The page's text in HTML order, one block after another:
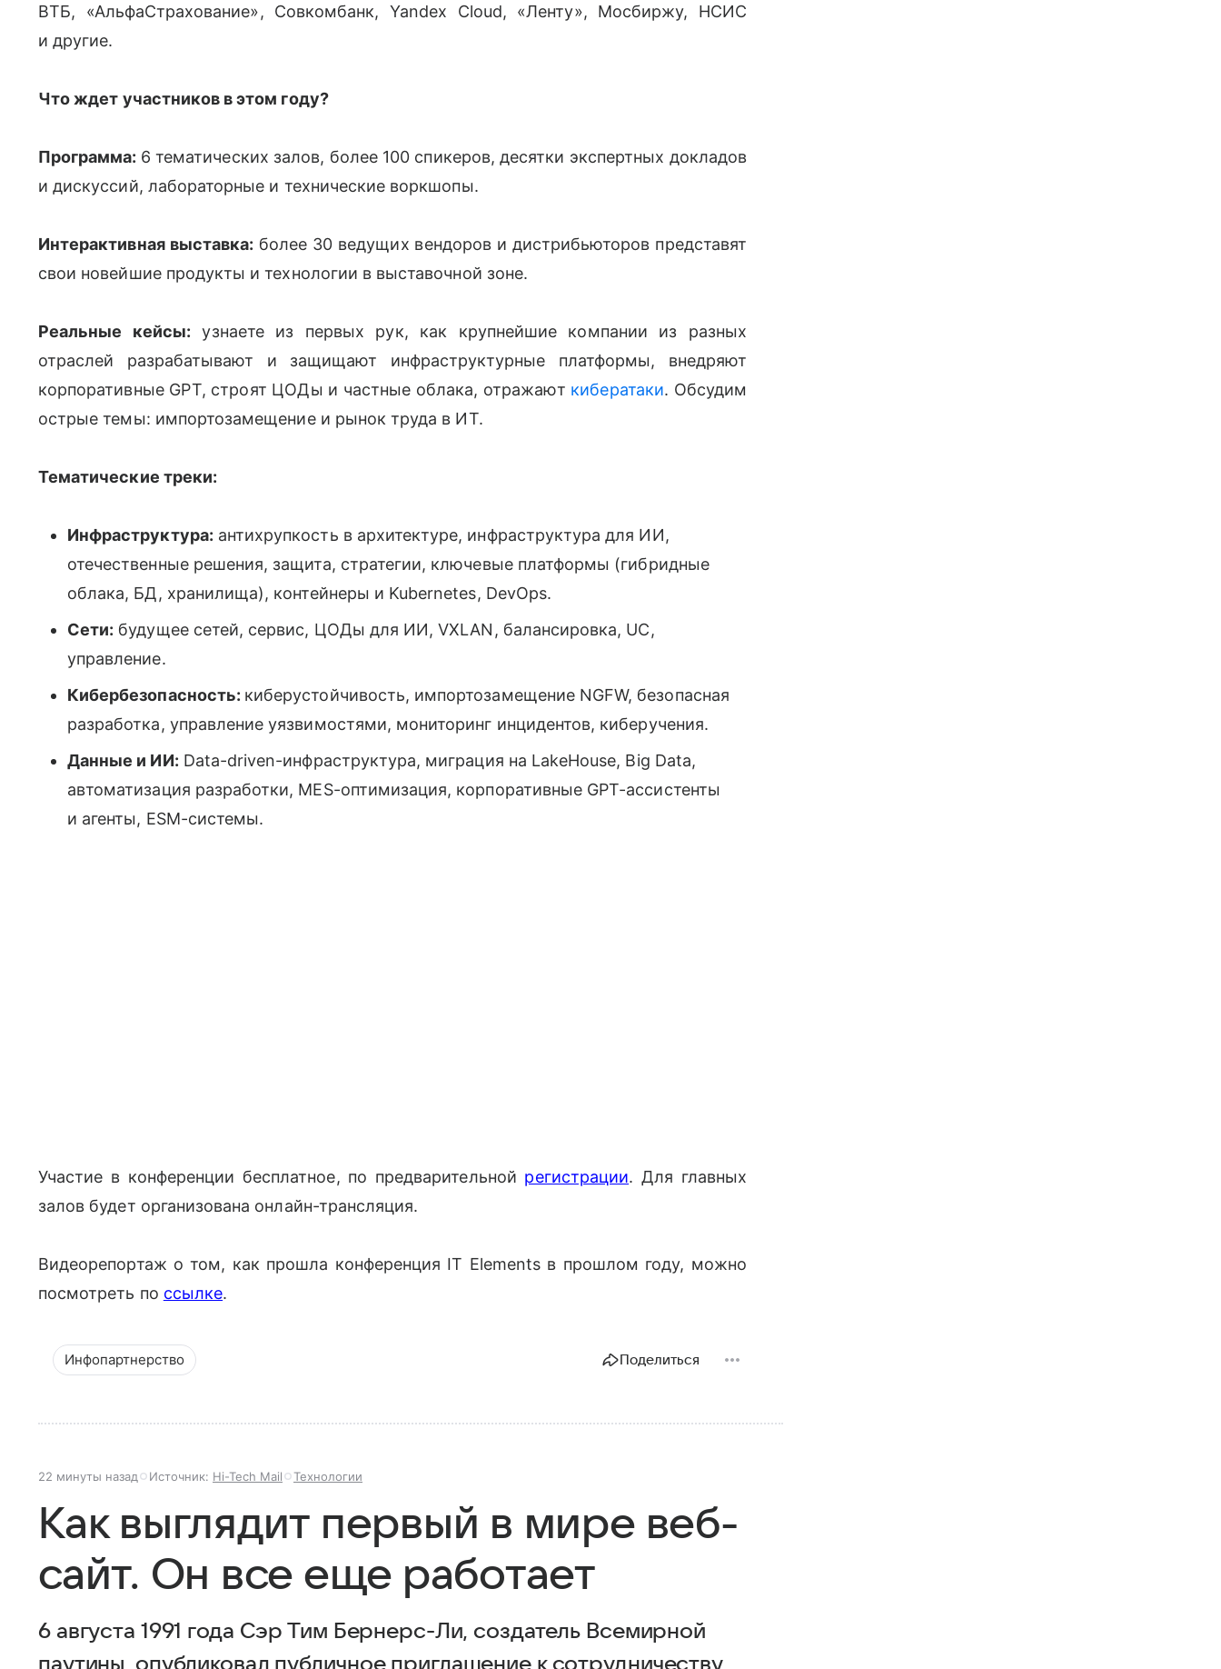
ВТБ, «АльфаСтрахование», Совкомбанк, Yandex Cloud, «Ленту», Мосбиржу, НСИС
и другие.
Что ждет участников в этом году?
Программа: 6 тематических залов, более 100 спикеров, десятки экспертных докладов
и дискуссий, лабораторные и технические воркшопы.
Интерактивная выставка: более 30 ведущих вендоров и дистрибьюторов представят
свои новейшие продукты и технологии в выставочной зоне.
Реальные кейсы: узнаете из первых рук, как крупнейшие компании из разных
отраслей разрабатывают и защищают инфраструктурные платформы, внедряют
корпоративные GPT, строят ЦОДы и частные облака, отражают кибератаки. Обсудим
острые темы: импортозамещение и рынок труда в ИТ.
Тематические треки:
Инфраструктура: антихрупкость в архитектуре, инфраструктура для ИИ,
отечественные решения, защита, стратегии, ключевые платформы (гибридные
облака, БД, хранилища), контейнеры и Kubernetes, DevOps.
Сети: будущее сетей, сервис, ЦОДы для ИИ, VXLAN, балансировка, UC,
управление.
Кибербезопасность: киберустойчивость, импортозамещение NGFW, безопасная
разработка, управление уязвимостями, мониторинг инцидентов, киберучения.
Данные и ИИ: Data-driven-инфраструктура, миграция на LakeHouse, Big Data,
автоматизация разработки, MES-оптимизация, корпоративные GPT-ассистенты
и агенты, ESM-системы.
Участие в конференции бесплатное, по предварительной регистрации. Для главных
залов будет организована онлайн-трансляция.
Видеорепортаж о том, как прошла конференция IT Elements в прошлом году, можно
посмотреть по ссылке.
Инфопартнерство Поделиться
22 минуты назад Источник: Hi-Tech Mail Технологии
Как выглядит первый в мире веб-
сайт. Он все еще работает
6 августа 1991 года Сэр Тим Бернерс-Ли, создатель Всемирной
паутины, опубликовал публичное приглашение к сотрудничеству